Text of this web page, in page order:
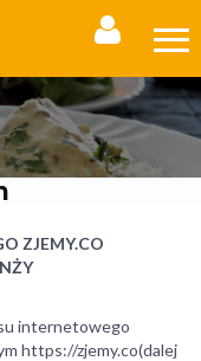
ZJEMY.CO
internetowego
https://zjemy.co(dalej